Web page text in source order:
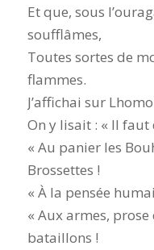
Et que, sous
soufflâmes,
Toutes sortes de
flammes.
J’affichai sur
On y lisait : « Il faut
« Au panier les
Brossettes !
« À la pensée
« Aux armes, prose
bataillons !